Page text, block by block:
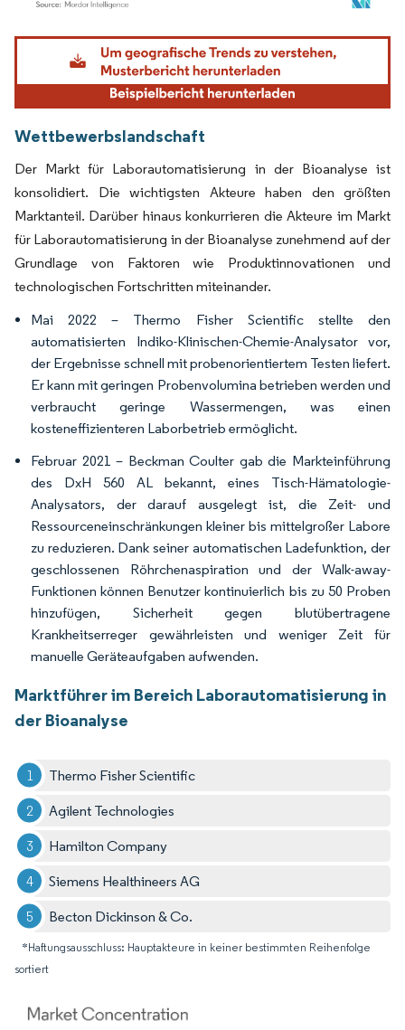
Bild © Mordor Intelligence. Wiederverwendung erfordert Namensnennung gemäß
Wettbewerbslandschaft
Der Markt für Laborautomatisierung in der Bioanalyse ist
konsolidiert. Die wichtigsten Akteure haben den größten
Marktanteil. Darüber hinaus konkurrieren die Akteure im Markt
für Laborautomatisierung in der Bioanalyse zunehmend auf der
Grundlage von Faktoren wie Produktinnovationen und
technologischen Fortschritten miteinander.
Mai 2022 – Thermo Fisher Scientific stellte den
automatisierten Indiko-Klinischen-Chemie-Analysator vor,
der Ergebnisse schnell mit probenorientiertem Testen liefert.
Er kann mit geringen Probenvolumina betrieben werden und
verbraucht geringe Wassermengen, was einen
kosteneffizienteren Laborbetrieb ermöglicht.
Februar 2021 – Beckman Coulter gab die Markteinführung
des DxH 560 AL bekannt, eines Tisch-Hämatologie-
Analysators, der darauf ausgelegt ist, die Zeit- und
Ressourceneinschränkungen kleiner bis mittelgroßer Labore
zu reduzieren. Dank seiner automatischen Ladefunktion, der
geschlossenen Röhrchenaspiration und der Walk-away-
Funktionen können Benutzer kontinuierlich bis zu 50 Proben
hinzufügen, Sicherheit gegen blutübertragene
Krankheitserreger gewährleisten und weniger Zeit für
manuelle Geräteaufgaben aufwenden.
Marktführer im Bereich Laborautomatisierung in
der Bioanalyse
Thermo Fisher Scientific
Agilent Technologies
Hamilton Company
Siemens Healthineers AG
Becton Dickinson & Co.
*Haftungsausschluss: Hauptakteure in keiner bestimmten Reihenfolge
sortiert